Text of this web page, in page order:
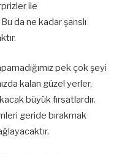
ile
da ne kadar şanslı
pek çok şeyi
kalan güzel yerler,
büyük fırsatlardır.
geride bırakmak